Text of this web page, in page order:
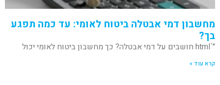
מחשבון דמי אבטלה ביטוח לאומי: עד כמה תפגע
בך?
"`html חושבים על דמי אבטלה? כך מחשבון ביטוח לאומי יכול
קרא עוד »